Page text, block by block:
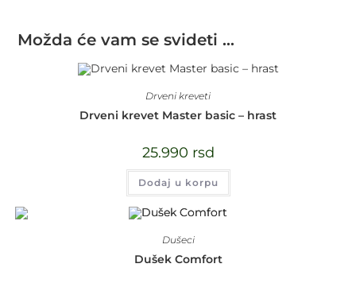
Možda će vam se svideti …
Drveni kreveti
Drveni krevet Master basic – hrast
25.990 rsd
Dodaj u korpu
Dušeci
Dušek Comfort